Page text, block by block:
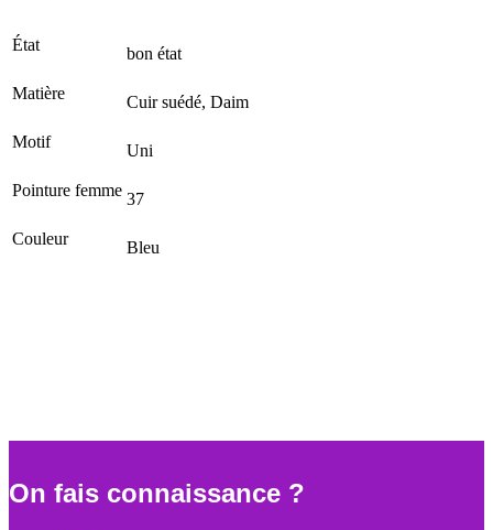
État bon état
Matière Cuir suédé, Daim
Motif Uni
Pointure femme 37
Couleur Bleu
On fais connaissance ?